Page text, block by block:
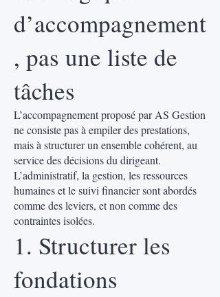
d’accompagnement
, pas une liste de
tâches
L’accompagnement proposé par AS Gestion
ne consiste pas à empiler des prestations,
mais à structurer un ensemble cohérent, au
service des décisions du dirigeant.
L’administratif, la gestion, les ressources
humaines et le suivi financier sont abordés
comme des leviers, et non comme des
contraintes isolées.
1. Structurer les
fondations